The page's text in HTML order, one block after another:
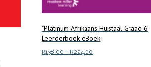
“Platinum Afrikaans Huistaal Graad 6
Leerderboek eBoek
R138.00 – R224.00